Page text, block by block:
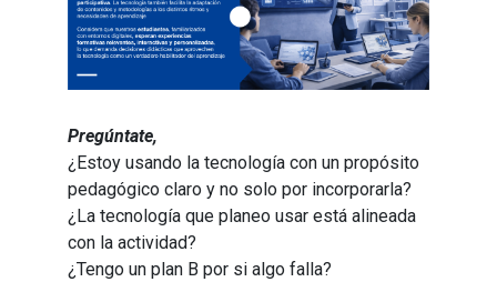
Pregúntate,
¿Estoy usando la tecnología con un propósito
pedagógico claro y no solo por incorporarla?
¿La tecnología que planeo usar está alineada
con la actividad?
¿Tengo un plan B por si algo falla?